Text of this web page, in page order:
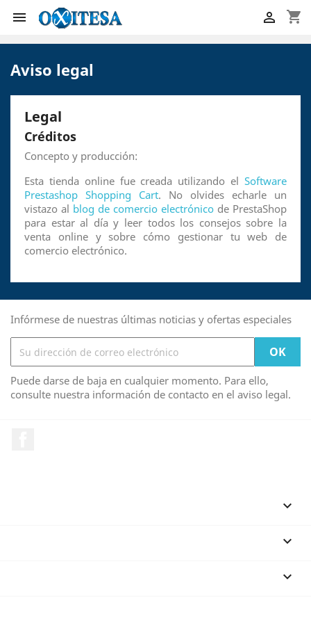
 shopping_cart

Aviso legal
Legal
Créditos
Concepto y producción:
Esta tienda online fue creada utilizando el Software
Prestashop Shopping Cart. No olvides echarle un
vistazo al blog de comercio electrónico de PrestaShop
para estar al día y leer todos los consejos sobre la
venta online y sobre cómo gestionar tu web de
comercio electrónico.
Infórmese de nuestras últimas noticias y ofertas especiales
Puede darse de baja en cualquier momento. Para ello,
consulte nuestra información de contacto en el aviso legal.


